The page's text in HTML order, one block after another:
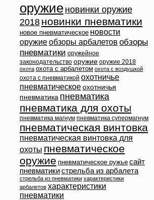
оружие новинки оружие
2018 новинки пневматики
новое пневматическое новости
оружиеобзоры арбалетов обзоры
пневматики оружейное
законодательство оружие оружие 2018
охота охота с арбалетом охота с воздушкой
охота с пневматикой охотничье
пневматическое охотничья
пневматика пневматика
пневматика для охоты
пневматика магнум пневматика супермагнум
пневматическая винтовка
пневматическая винтовка для
охоты пневматическое
оружие пневматическое ружье сайт
пневматикистрельба из арбалета
стрельба из пневматики характеристики
арбалетов характеристики
пневматики